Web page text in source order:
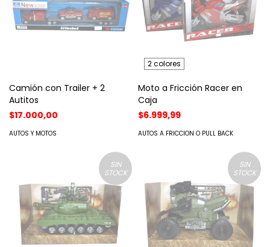
Camión con Trailer + 2
Autitos
$17.000,00
AUTOS Y MOTOS
2 colores
Moto a Fricción Racer en
Caja
$6.999,99
AUTOS A FRICCION O PULL BACK
SIN
STOCK
SIN
STOCK